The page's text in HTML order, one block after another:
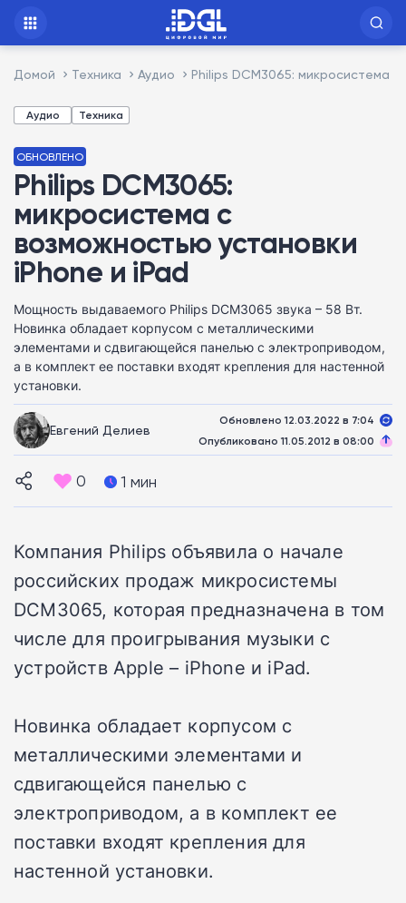
Домой Техника Аудио Philips DCM3065: микросистема
Аудио Техника
ОБНОВЛЕНО
Philips DCM3065:
микросистема с
возможностью установки
iPhone и iPad
Мощность выдаваемого Philips DCM3065 звука – 58 Вт.
Новинка обладает корпусом с металлическими
элементами и сдвигающейся панелью с электроприводом,
а в комплект ее поставки входят крепления для настенной
установки.
Евгений Делиев
Обновлено 12.03.2022 в 7:04
Опубликовано 11.05.2012 в 08:00
0 1 мин
Компания Philips объявила о начале
российских продаж микросистемы
DCM3065, которая предназначена в том
числе для проигрывания музыки с
устройств Apple – iPhone и iPad.
Новинка обладает корпусом с
металлическими элементами и
сдвигающейся панелью с
электроприводом, а в комплект ее
поставки входят крепления для
настенной установки.